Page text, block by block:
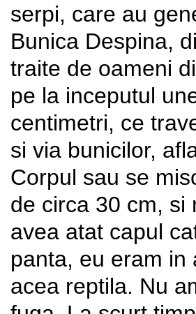
serpi, care au
Bunica Despina,
traite de oameni
pe la inceputul
centimetri, ce
si via bunicilor,
Corpul sau se
de circa 30 cm, si
avea atat capul
panta, eu eram in
acea reptila. Nu